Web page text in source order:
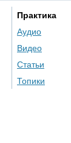
Практика
Аудио
Видео
Статьи
Топики